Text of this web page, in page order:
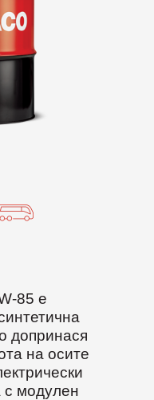
85 е
допринася
на осите
с модулен